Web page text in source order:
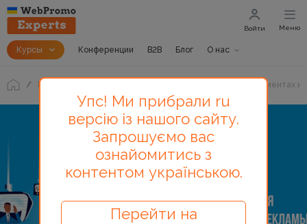
Курсы Конференции B2B Блог О нас
Войти Меню
Блог Автоматизация контекстной рекламы в инструментах
Упс! Ми прибрали ru
версію із нашого сайту.
Запрошуємо вас
ознайомитись з
контентом українською.
Перейти на